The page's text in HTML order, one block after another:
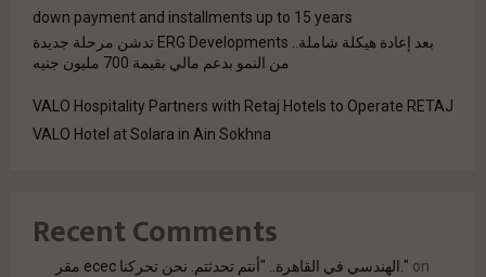
down payment and installments up to 15 years
بعد إعادة هيكلة شاملة.. ERG Developments تدشن مرحلة جديدة
من النمو بدعم مالي بقيمة 700 مليون جنيه
VALO Hospitality Partners with Retaj Hotels to Operate RETAJ
VALO Hotel at Solara in Ain Sokhna
Recent Comments
مقر ecec الهندسي في القاهرة.. "أنتم تحدثتم. نحن تحركنا." on